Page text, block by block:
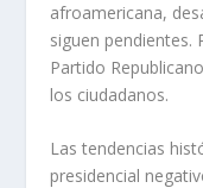
afroamericana,
siguen pendientes.
Partido
los ciudadanos.
Las tendencias
presidencial